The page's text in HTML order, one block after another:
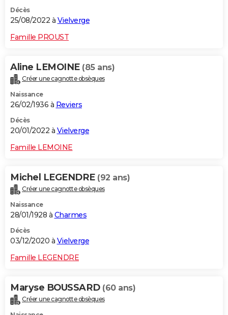
Décès
25/08/2022 à Vielverge
Famille PROUST
Aline LEMOINE (85 ans)
Créer une cagnotte obsèques
Naissance
26/02/1936 à Reviers
Décès
20/01/2022 à Vielverge
Famille LEMOINE
Michel LEGENDRE (92 ans)
Créer une cagnotte obsèques
Naissance
28/01/1928 à Charmes
Décès
03/12/2020 à Vielverge
Famille LEGENDRE
Maryse BOUSSARD (60 ans)
Créer une cagnotte obsèques